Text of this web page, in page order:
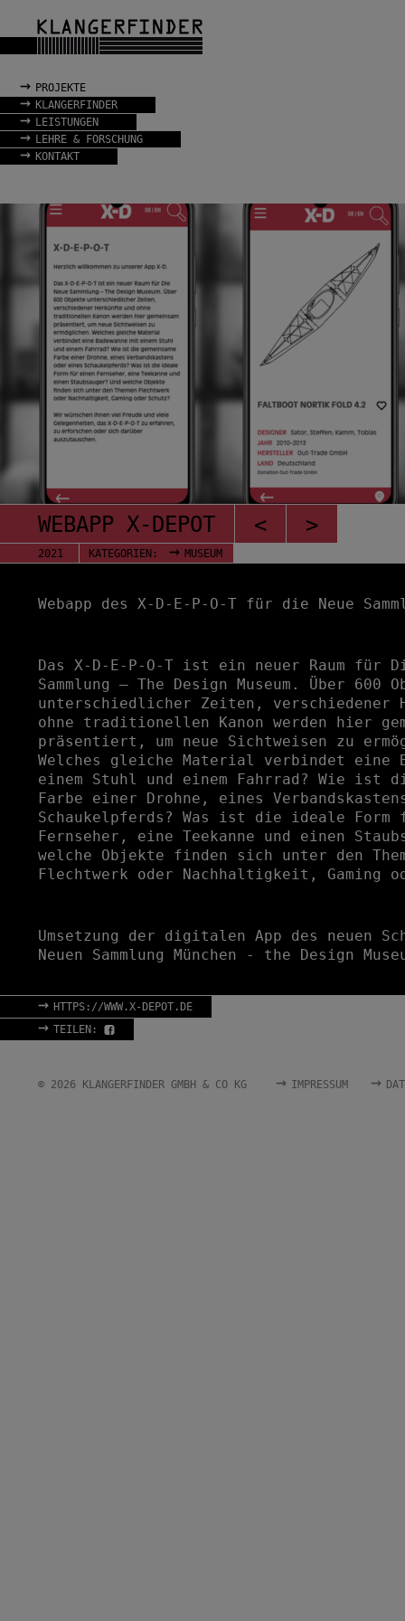
→ PROJEKTE
→ KLANGERFINDER
→ LEISTUNGEN
→ LEHRE & FORSCHUNG
→ KONTAKT
WEBAPP X-DEPOT < >
2021 KATEGORIEN: → MUSEUM
Webapp des X-D-E-P-O-T für die Neue
Das X-D-E-P-O-T ist ein neuer Raum für
Sammlung – The Design Museum. Über 600
unterschiedlicher Zeiten, verschiedener
ohne traditionellen Kanon werden hier
präsentiert, um neue Sichtweisen zu
Welches gleiche Material verbindet eine
einem Stuhl und einem Fahrrad? Wie ist
Farbe einer Drohne, eines
Schaukelpferds? Was ist die ideale Form
Fernseher, eine Teekanne und einen
welche Objekte finden sich unter den
Flechtwerk oder Nachhaltigkeit, Gaming
Umsetzung der digitalen App des neuen
Neuen Sammlung München - the Design
→ HTTPS://WWW.X-DEPOT.DE
→ TEILEN:
© 2026 KLANGERFINDER GMBH & CO KG → IMPRESSUM →